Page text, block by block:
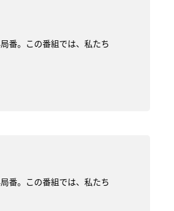
番。この番組では、私たち
番。この番組では、私たち